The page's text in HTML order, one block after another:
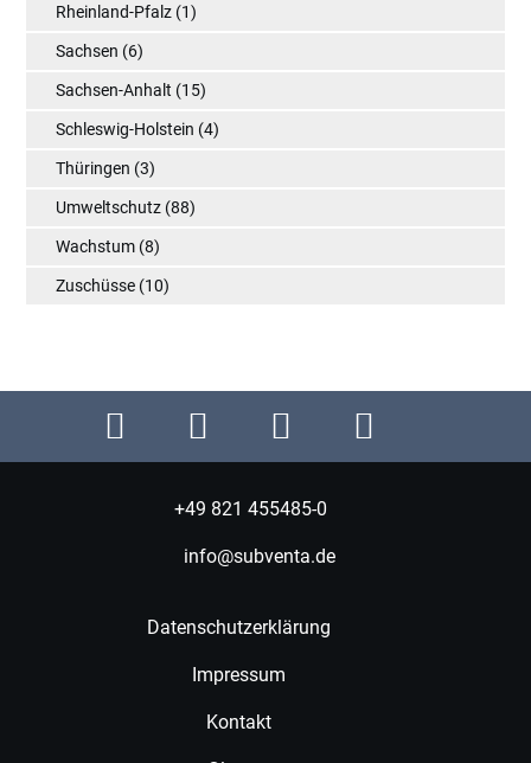
Rheinland-Pfalz (1)
Sachsen (6)
Sachsen-Anhalt (15)
Schleswig-Holstein (4)
Thüringen (3)
Umweltschutz (88)
Wachstum (8)
Zuschüsse (10)
+49 821 455485-0
info@subventa.de
Datenschutzerklärung
Impressum
Kontakt